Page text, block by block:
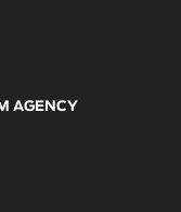
AGENCY